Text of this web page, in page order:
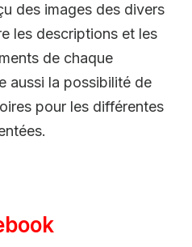
des images des divers
les descriptions et les
de chaque
aussi la possibilité de
pour les différentes